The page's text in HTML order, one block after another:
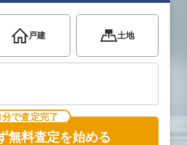
戸建 土地
分で査定完了
無料査定を始める